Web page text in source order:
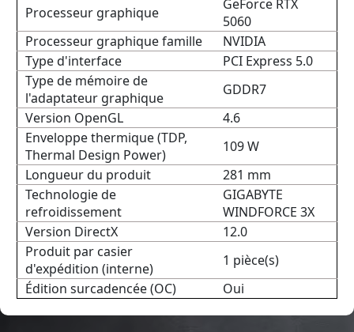
Processeur graphique
GeForce RTX
5060
Processeur graphique famille
NVIDIA
Type d'interface
PCI Express 5.0
Type de mémoire de
l'adaptateur graphique
GDDR7
Version OpenGL
4.6
Enveloppe thermique (TDP,
Thermal Design Power)
109 W
Longueur du produit
281 mm
Technologie de
refroidissement
GIGABYTE
WINDFORCE 3X
Version DirectX
12.0
Produit par casier
d'expédition (interne)
1 pièce(s)
Édition surcadencée (OC)
Oui